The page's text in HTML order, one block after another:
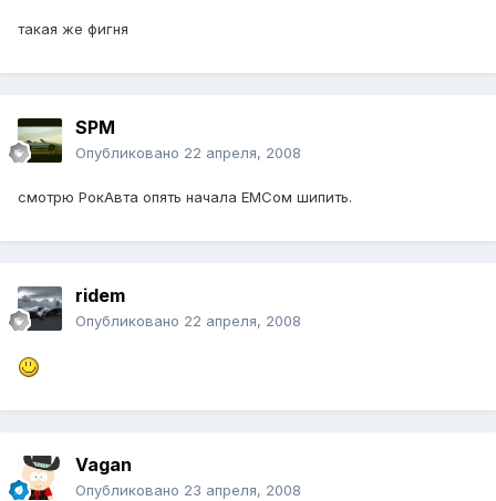
такая же фигня
SPM
Опубликовано 22 апреля, 2008
смотрю РокАвта опять начала ЕМСом шипить.
ridem
Опубликовано 22 апреля, 2008
Vagan
Опубликовано 23 апреля, 2008